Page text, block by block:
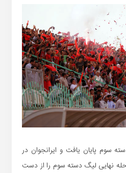
سوم پایان یافت و ایرانجوان در
نهایی لیگ دسته سوم را از دست